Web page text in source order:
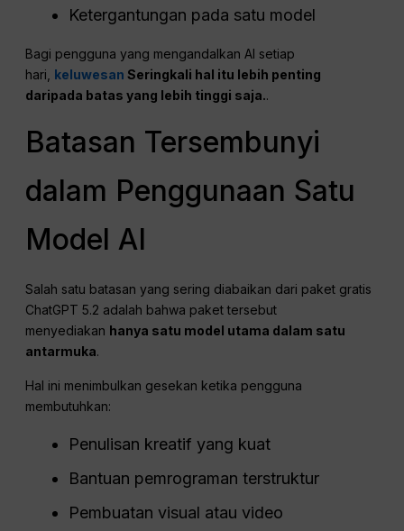
Ketergantungan pada satu model
Bagi pengguna yang mengandalkan AI setiap
hari, keluwesan Seringkali hal itu lebih penting
daripada batas yang lebih tinggi saja..
Batasan Tersembunyi
dalam Penggunaan Satu
Model AI
Salah satu batasan yang sering diabaikan dari paket gratis
ChatGPT 5.2 adalah bahwa paket tersebut
menyediakan hanya satu model utama dalam satu
antarmuka.
Hal ini menimbulkan gesekan ketika pengguna
membutuhkan:
Penulisan kreatif yang kuat
Bantuan pemrograman terstruktur
Pembuatan visual atau video